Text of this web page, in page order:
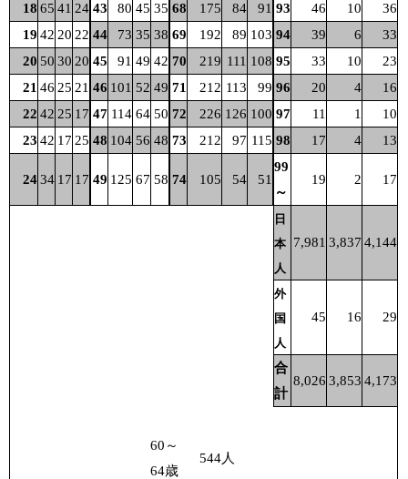
18 65 41 24 43 80 45 35 68 175 84 91 93 46 10
36
19 42 20 22 44 73 35 38 69 192 89 103 94 39 6
33
20 50 30 20 45 91 49 42 70 219 111 108 95 33 10
23
21 46 25 21 46 101 52 49 71 212 113 99 96 20 4
16
22 42 25 17 47 114 64 50 72 226 126 100 97 11 1
10
23 42 17 25 48 104 56 48 73 212 97 115 98 17 4 13
2434 17 17 49 125 67 58 74 105 54 51
99
～
19 2 17
日
本
人
7,981 3,837 4,144
外
国
人
45 16 29
合
計
8,026 3,853 4,173
60～
64歳
544人